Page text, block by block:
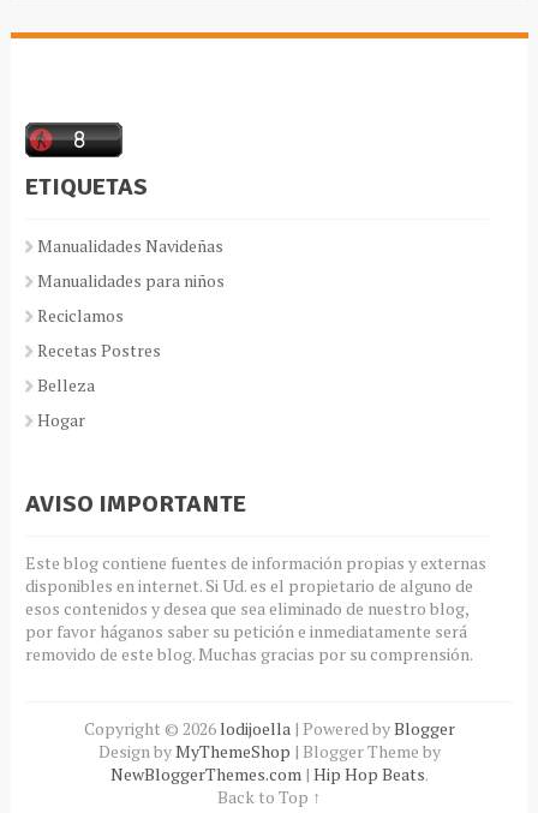
ETIQUETAS
Manualidades Navideñas
Manualidades para niños
Reciclamos
Recetas Postres
Belleza
Hogar
AVISO IMPORTANTE
Este blog contiene fuentes de información propias y externas
disponibles en internet. Si Ud. es el propietario de alguno de
esos contenidos y desea que sea eliminado de nuestro blog,
por favor háganos saber su petición e inmediatamente será
removido de este blog. Muchas gracias por su comprensión.
Copyright © 2026 lodijoella| Powered byBlogger
Design byMyThemeShop | Blogger Theme by
NewBloggerThemes.com| Hip Hop Beats.
Back to Top ↑